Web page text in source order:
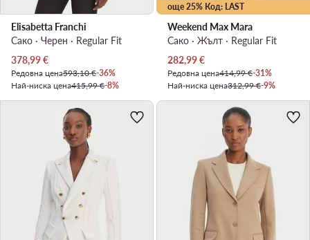
Elisabetta Franchi
Сако · Черен · Regular Fit
Актуална цена
378,99€
Редовна цена593,10 €-36%
Най-ниска цена415,99 €-8%
още 25% Код: LAST
Weekend Max Mara
Сако · Жълт · Regular Fit
Актуална цена
282,99€
Редовна цена414,99 €-31%
Най-ниска цена312,99 €-9%